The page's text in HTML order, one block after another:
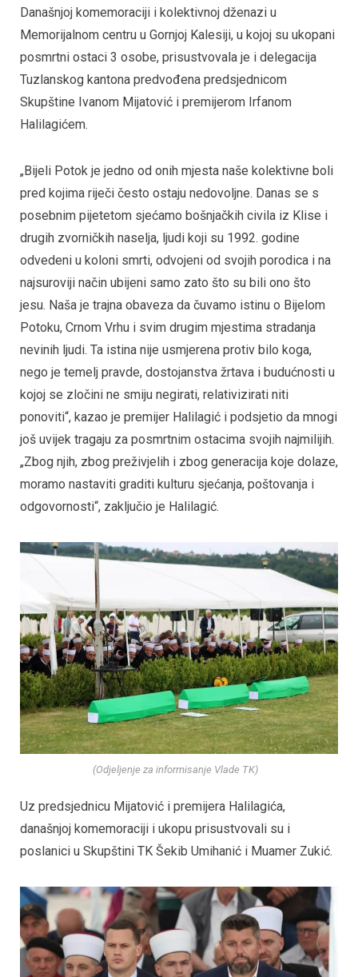
Današnjoj komemoraciji i kolektivnoj dženazi u
Memorijalnom centru u Gornjoj Kalesiji, u kojoj su ukopani
posmrtni ostaci 3 osobe, prisustvovala je i delegacija
Tuzlanskog kantona predvođena predsjednicom
Skupštine Ivanom Mijatović i premijerom Irfanom
Halilagićem.
„Bijeli Potok je jedno od onih mjesta naše kolektivne boli
pred kojima riječi često ostaju nedovoljne. Danas se s
posebnim pijetetom sjećamo bošnjačkih civila iz Klise i
drugih zvorničkih naselja, ljudi koji su 1992. godine
odvedeni u koloni smrti, odvojeni od svojih porodica i na
najsuroviji način ubijeni samo zato što su bili ono što
jesu. Naša je trajna obaveza da čuvamo istinu o Bijelom
Potoku, Crnom Vrhu i svim drugim mjestima stradanja
nevinih ljudi. Ta istina nije usmjerena protiv bilo koga,
nego je temelj pravde, dostojanstva žrtava i budućnosti u
kojoj se zločini ne smiju negirati, relativizirati niti
ponoviti“, kazao je premijer Halilagić i podsjetio da mnogi
još uvijek tragaju za posmrtnim ostacima svojih najmilijih.
„Zbog njih, zbog preživjelih i zbog generacija koje dolaze,
moramo nastaviti graditi kulturu sjećanja, poštovanja i
odgovornosti“, zaključio je Halilagić.
(Odjeljenje za informisanje Vlade TK)
Uz predsjednicu Mijatović i premijera Halilagića,
današnjoj komemoraciji i ukopu prisustvovali su i
poslanici u Skupštini TK Šekib Umihanić i Muamer Zukić.